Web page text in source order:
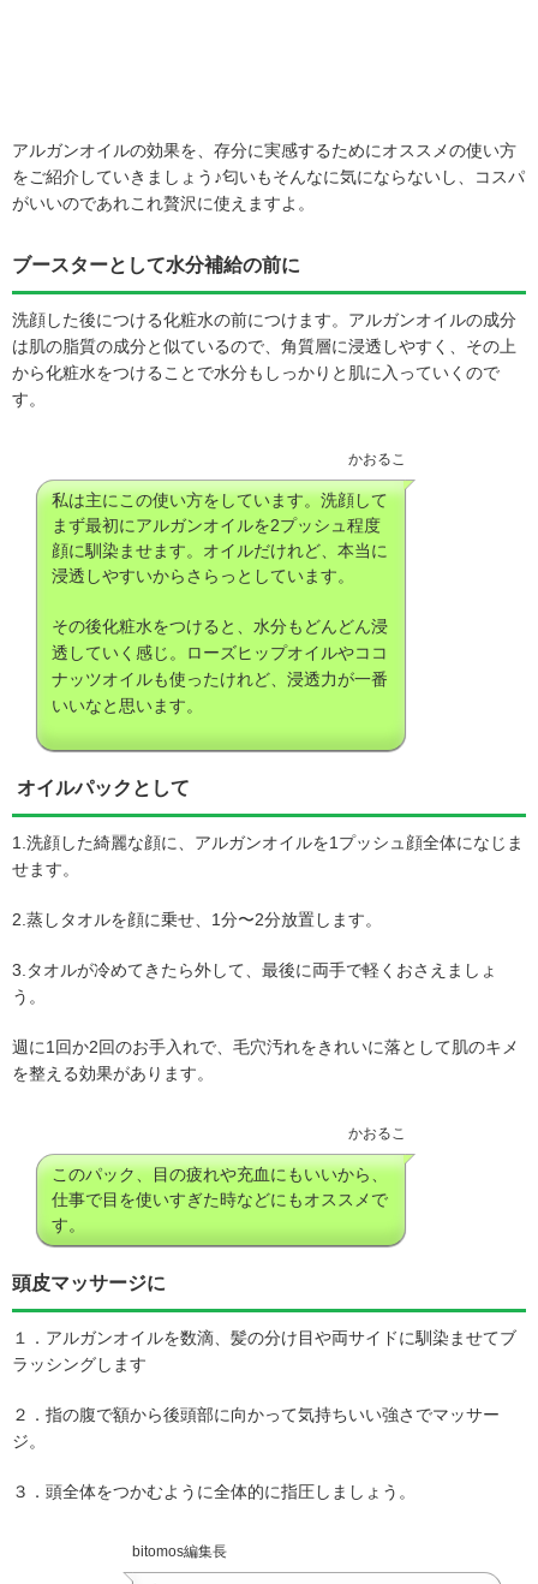
アルガンオイルの効果を、存分に実感するためにオススメの使い方
をご紹介していきましょう♪匂いもそんなに気にならないし、コスパ
がいいのであれこれ贅沢に使えますよ。
ブースターとして水分補給の前に
洗顔した後につける化粧水の前につけます。アルガンオイルの成分
は肌の脂質の成分と似ているので、角質層に浸透しやすく、その上
から化粧水をつけることで水分もしっかりと肌に入っていくので
す。
かおるこ
私は主にこの使い方をしています。洗顔して
まず最初にアルガンオイルを2プッシュ程度
顔に馴染ませます。オイルだけれど、本当に
浸透しやすいからさらっとしています。
その後化粧水をつけると、水分もどんどん浸
透していく感じ。ローズヒップオイルやココ
ナッツオイルも使ったけれど、浸透力が一番
いいなと思います。
オイルパックとして
1.洗顔した綺麗な顔に、アルガンオイルを1プッシュ顔全体になじま
せます。
2.蒸しタオルを顔に乗せ、1分〜2分放置します。
3.タオルが冷めてきたら外して、最後に両手で軽くおさえましょ
う。
週に1回か2回のお手入れで、毛穴汚れをきれいに落として肌のキメ
を整える効果があります。
かおるこ
このパック、目の疲れや充血にもいいから、
仕事で目を使いすぎた時などにもオススメで
す。
頭皮マッサージに
１．アルガンオイルを数滴、髪の分け目や両サイドに馴染ませてブ
ラッシングします
２．指の腹で額から後頭部に向かって気持ちいい強さでマッサー
ジ。
３．頭全体をつかむように全体的に指圧しましょう。
bitomos編集長